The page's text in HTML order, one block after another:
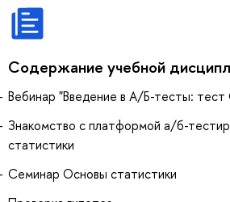
Содержание учебной
Вебинар "Введение в А/Б-тесты:
Знакомство с платформой а/б-
статистики
Семинар Основы статистики